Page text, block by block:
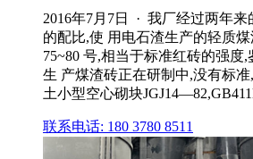
2016年7月7日 · 我厂经过两年
的配比,使 用电石渣生产的轻质
75~80 号,相当于标准红砖的强度
生 产煤渣砖正在研制中,没有标
土小型空心砌块
联系电话: 180 3780 8511